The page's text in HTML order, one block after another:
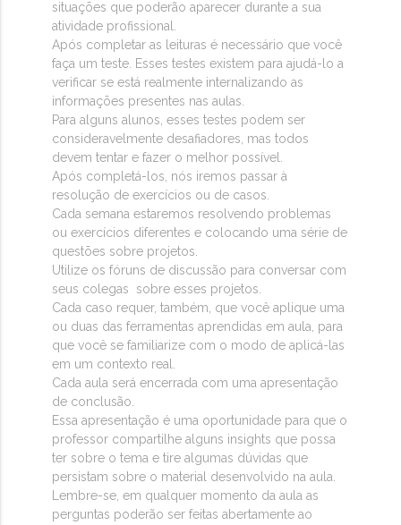
situações que poderão aparecer durante a sua
atividade profissional.
Após completar as leituras é necessário que você
faça um teste. Esses testes existem para ajudá-lo a
verificar se está realmente internalizando as
informações presentes nas aulas.
Para alguns alunos, esses testes podem ser
consideravelmente desafiadores, mas todos
devem tentar e fazer o melhor possível.
Após completá-los, nós iremos passar à
resolução de exercícios ou de casos.
Cada semana estaremos resolvendo problemas
ou exercícios diferentes e colocando uma série de
questões sobre projetos.
Utilize os fóruns de discussão para conversar com
seus colegas sobre esses projetos.
Cada caso requer, também, que você aplique uma
ou duas das ferramentas aprendidas em aula, para
que você se familiarize com o modo de aplicá-las
em um contexto real.
Cada aula será encerrada com uma apresentação
de conclusão.
Essa apresentação é uma oportunidade para que o
professor compartilhe alguns insights que possa
ter sobre o tema e tire algumas dúvidas que
persistam sobre o material desenvolvido na aula.
Lembre-se, em qualquer momento da aula as
perguntas poderão ser feitas abertamente ao